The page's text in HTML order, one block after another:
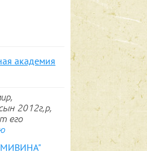
академия
2012г,р,
его